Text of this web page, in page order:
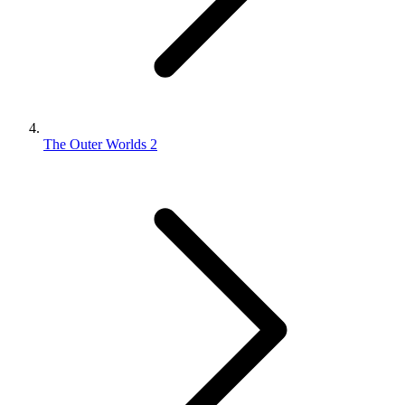
The Outer Worlds 2